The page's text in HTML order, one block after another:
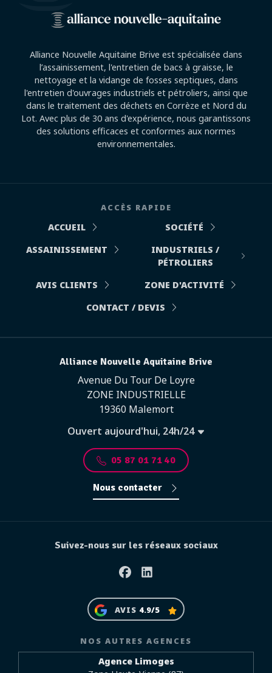
Alliance Nouvelle Aquitaine Brive est spécialisée dans
l’assainissement, l'entretien de bacs à graisse, le
nettoyage et la vidange de fosses septiques, dans
l'entretien d'ouvrages industriels et pétroliers, ainsi que
dans le traitement des déchets en Corrèze et Nord du
Lot. Avec plus de 30 ans d'expérience, nous garantissons
des solutions efficaces et conformes aux normes
environnementales.
ACCÈS RAPIDE
ACCUEIL
SOCIÉTÉ
ASSAINISSEMENT
INDUSTRIELS /
PÉTROLIERS
AVIS CLIENTS
ZONE D'ACTIVITÉ
CONTACT / DEVIS
Alliance Nouvelle Aquitaine Brive
Avenue Du Tour De Loyre
ZONE INDUSTRIELLE
19360 Malemort
Ouvert aujourd'hui, 24h/24
05 87 01 71 40
Nous contacter
Suivez-nous sur les réseaux sociaux
FacebookLinkedin
AVIS 4.9/5
NOS AUTRES AGENCES
Agence Limoges